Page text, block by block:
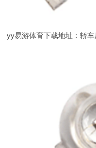
yy易游体育下载地址：轿